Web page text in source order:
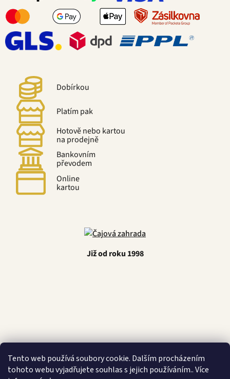
Tento web používá soubory cookie. Dalším procházením
tohoto webu vyjadřujete souhlas s jejich používáním.. Více
Dobírkou
Platím pak
Hotově nebo kartou
na prodejně
Bankovním
převodem
Online
kartou
Již od roku 1998
Latino Café